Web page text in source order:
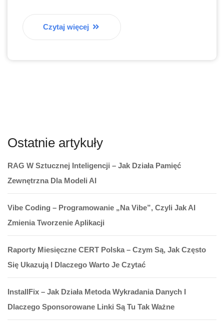
Czytaj więcej
Ostatnie artykuły
RAG W Sztucznej Inteligencji – Jak Działa Pamięć
Zewnętrzna Dla Modeli AI
Vibe Coding – Programowanie „na Vibe”, Czyli Jak AI
Zmienia Tworzenie Aplikacji
Raporty Miesięczne CERT Polska – Czym Są, Jak Często
Się Ukazują I Dlaczego Warto Je Czytać
InstallFix – Jak Działa Metoda Wykradania Danych I
Dlaczego Sponsorowane Linki Są Tu Tak Ważne